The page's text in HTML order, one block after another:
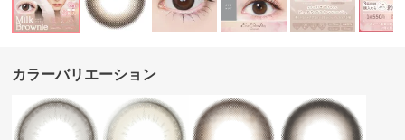
カラーバリエーション